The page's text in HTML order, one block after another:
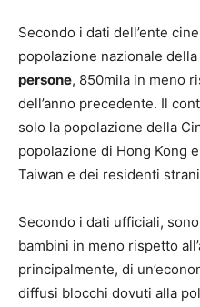
Secondo i dati dell’ente
popolazione nazionale
persone, 850mila in meno
dell’anno precedente. Il
solo la popolazione della
popolazione di Hong Kong
Taiwan e dei residenti
Secondo i dati ufficiali,
bambini in meno rispetto
principalmente, di
diffusi blocchi dovuti alla